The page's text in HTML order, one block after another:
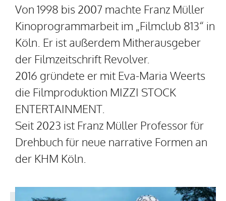
Von 1998 bis 2007 machte Franz Müller
Kinoprogrammarbeit im „Filmclub 813“ in
Köln. Er ist außerdem Mitherausgeber
der Filmzeitschrift Revolver.
2016 gründete er mit Eva-Maria Weerts
die Filmproduktion MIZZI STOCK
ENTERTAINMENT.
Seit 2023 ist Franz Müller Professor für
Drehbuch für neue narrative Formen an
der KHM Köln.